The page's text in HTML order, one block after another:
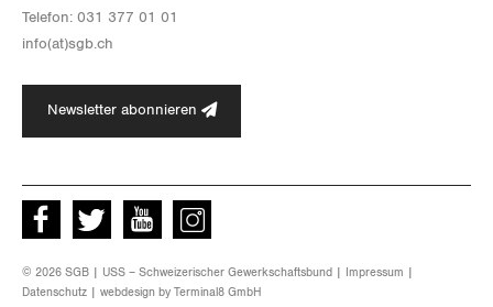
Te­le­fon: 031 377 01 01
info(at)​sgb.​ch
Newsletter abonnieren
Facebook Twitter Youtube instagram
© 2026 SGB | USS – Schweizerischer Gewerkschaftsbund | Impressum
Datenschutz | webdesign by Terminal8 GmbH